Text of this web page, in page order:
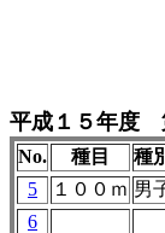
平成１５年度
No. 種目 種
5
１００ｍ 男
6